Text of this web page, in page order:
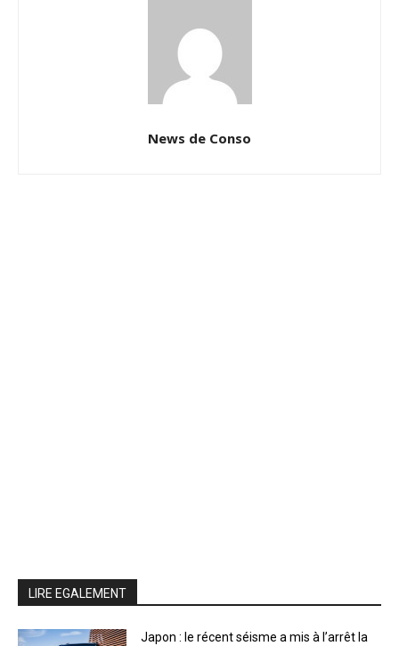
News de Conso
LIRE EGALEMENT
Japon : le récent séisme a mis à l’arrêt la